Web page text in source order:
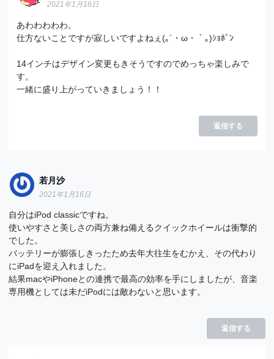
2021年1月16日
あわわわわわ。
仕方ないことですが寂しいですよねぇ(｡´・ω・｀｡)ｼｮﾎﾞﾝ
14インチはデザイン変更もきそうですのでめっちゃ楽しみで
す。
一緒に盛り上がっていきましょう！！
返信する
若月沙
2021年1月16日
自分はiPod classicですね。
使いやすさと美しさの両方兼ね備えるクイックホイールは衝撃的
でした。
バッテリーが膨張しきったため去年大往生をむかえ、その代わり
にiPadを迎え入れました。
結果macやiPhoneとの連携で最高の効率を手にしましたが、音楽
専用機としては未だiPodには敵わないと思います。
返信する